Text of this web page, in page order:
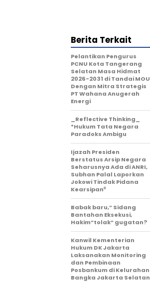
Berita Terkait
Pelantikan Pengurus
PCNU Kota Tangerang
Selatan Masa Hidmat
2026-2031 di Tandai MOU
Dengan Mitra Strategis
PT Wahana Anugerah
Energi
_Reflective Thinking_
*Hukum Tata Negara
Paradoks Ambigu
Ijazah Presiden
Berstatus Arsip Negara
Seharusnya Ada di ANRI,
Subhan Palal Laporkan
Jokowi Tindak Pidana
Kearsipan⁰
Babak baru,” Sidang
Bantahan Eksekusi,
Hakim”tolak” gugatan?
Kanwil Kementerian
Hukum DK Jakarta
Laksanakan Monitoring
dan Pembinaan
Posbankum di Kelurahan
Bangka Jakarta Selatan